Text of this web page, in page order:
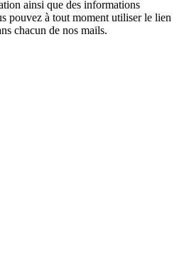
ainsi que des informations
pouvez à tout moment utiliser le lien
chacun de nos mails.